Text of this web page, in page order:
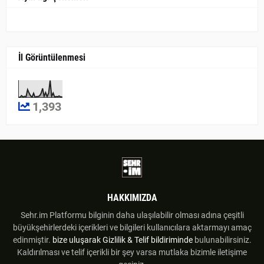
İl Görüntülenmesi
1,393
HAKKIMIZDA
Sehr.im Platformu bilginin daha ulaşılabilir olması adına çeşitli
büyükşehirlerdeki içerikleri ve bilgileri kullanıcılara aktarmayı amaç
edinmiştir. bize uluşarak Gizlilik & Telif bildiriminde bulunabilirsiniz.
Kaldırılması ve telif içerikli bir şey varsa mutlaka bizimle iletişime